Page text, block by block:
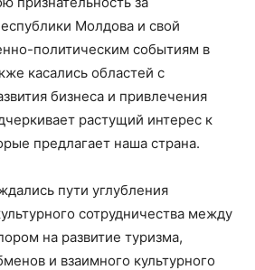
Молдова и свой
политическим событиям в
касались областей с
бизнеса и привлечения
растущий интерес к
предлагает наша страна.
пути углубления
сотрудничества между
на развитие туризма,
и взаимного культурного